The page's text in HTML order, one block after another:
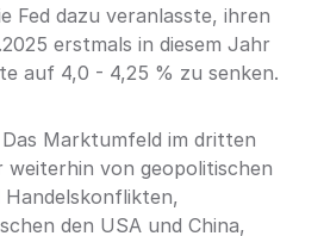
Fed dazu veranlasste, ihren
erstmals in diesem Jahr
auf 4,0 - 4,25 % zu senken.
Das Marktumfeld im dritten
weiterhin von geopolitischen
Handelskonflikten,
den USA und China,